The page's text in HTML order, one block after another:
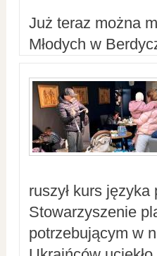
Już teraz można
Młodych w
ruszył kurs
Stowarzyszenie
potrzebującym w